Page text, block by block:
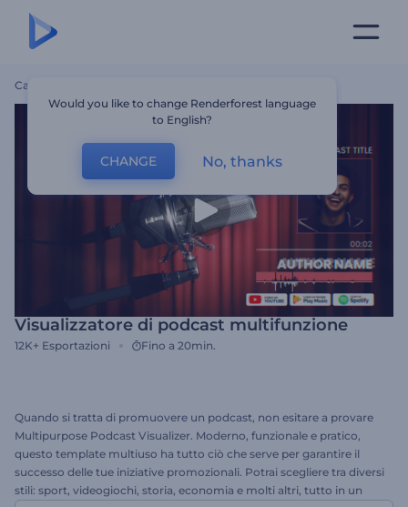
Casa
Visualizzatore di podcast multifunzione
12K+ Esportazioni Fino a 20min.
Quando si tratta di promuovere un podcast, non esitare a provare
Multipurpose Podcast Visualizer. Moderno, funzionale e pratico,
questo template multiuso ha tutto ciò che serve per garantire il
successo delle tue iniziative promozionali. Potrai scegliere tra diversi
stili: sport, videogiochi, storia, economia e molti altri, tutto in un
Would you like to change Renderforest language
to English?
CHANGE No, thanks